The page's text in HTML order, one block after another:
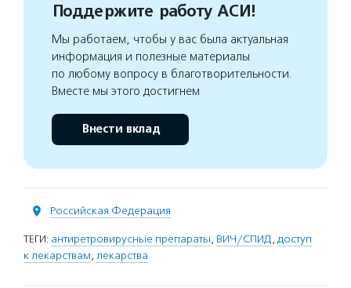
Поддержите работу АСИ!
Мы работаем, чтобы у вас была актуальная
информация и полезные материалы
по любому вопросу в благотворительности.
Вместе мы этого достигнем
Внести вклад
Российская Федерация
ТЕГИ: антиретровирусные препараты, ВИЧ/СПИД, доступ
к лекарствам, лекарства